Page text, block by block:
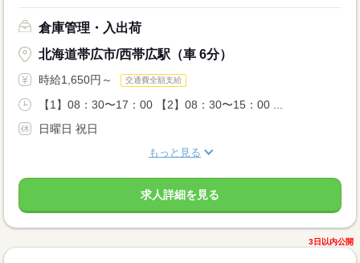
倉庫管理・入出荷
北海道帯広市/西帯広駅（車 6分）
時給1,650円～ 交通費全額支給
【1】08：30〜17：00 【2】08：30〜15：00 ...
日曜日 祝日
もっと見る
求人詳細を見る
3日以内公開